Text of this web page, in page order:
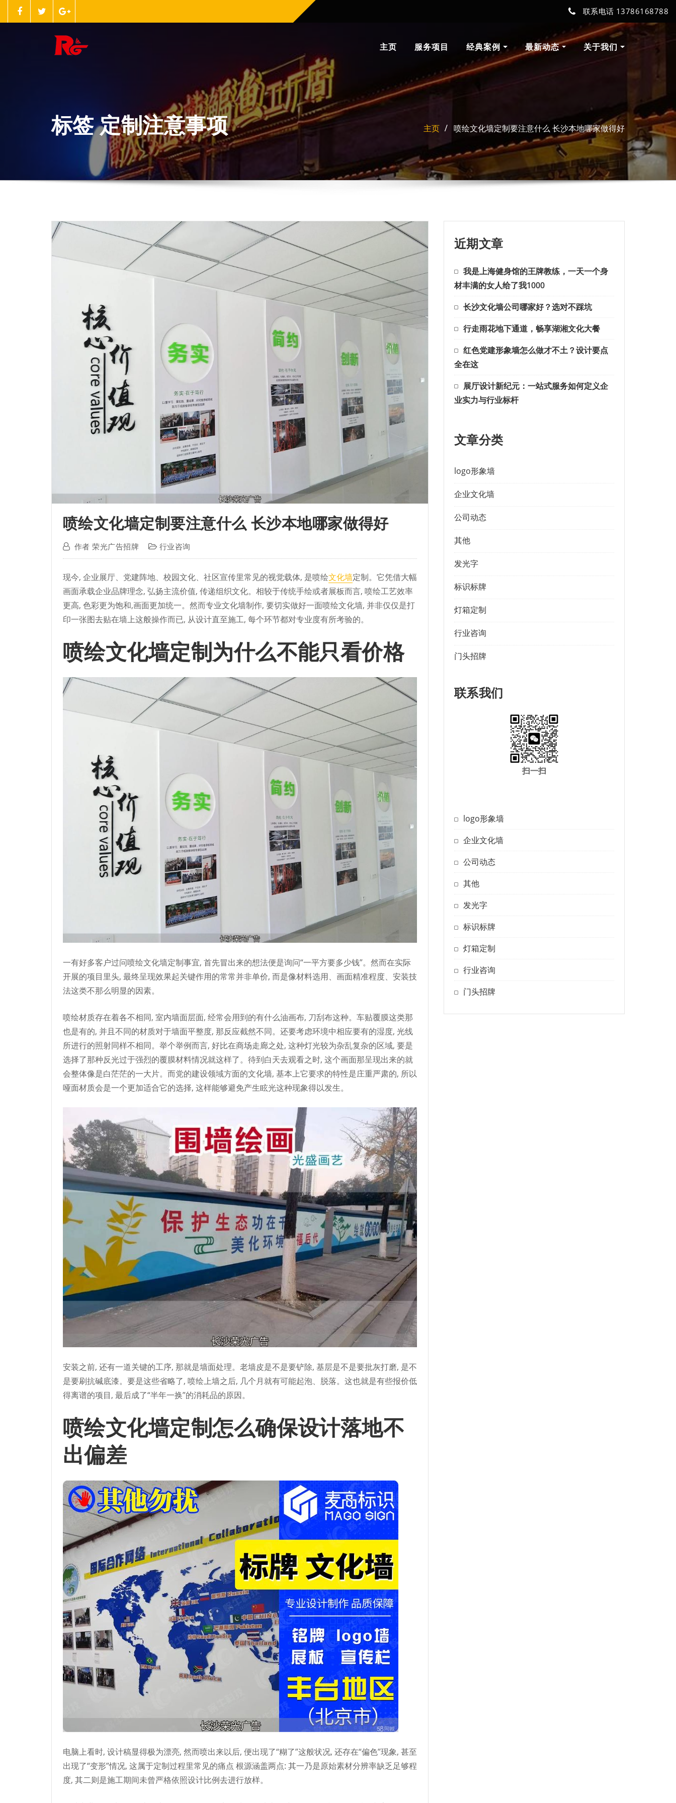
至
联系电话 13786168788
主页 服务项目 经典案例 最新动态 关于我们
标签 定制注意事项 主页 喷绘文化墙定制要注意什么 长沙本地哪家做得好
喷绘文化墙定制要注意什么 长沙本地哪家做得好
作者荣光广告招牌 行业咨询
现今, 企业展厅、党建阵地、校园文化、社区宣传里常见的视觉载体, 是喷绘文化墙定制。它凭借大幅
画面承载企业品牌理念, 弘扬主流价值, 传递组织文化。相较于传统手绘或者展板而言, 喷绘工艺效率
更高, 色彩更为饱和,画面更加统一。然而专业文化墙制作, 要切实做好一面喷绘文化墙, 并非仅仅是打
印一张图去贴在墙上这般操作而已, 从设计直至施工, 每个环节都对专业度有所考验的。
喷绘文化墙定制为什么不能只看价格
一有好多客户过问喷绘文化墙定制事宜, 首先冒出来的想法便是询问“一平方要多少钱”。然而在实际
开展的项目里头, 最终呈现效果起关键作用的常常并非单价, 而是像材料选用、画面精准程度、安装技
法这类不那么明显的因素。
喷绘材质存在着各不相同, 室内墙面层面, 经常会用到的有什么油画布, 刀刮布这种。车贴覆膜这类那
也是有的, 并且不同的材质对于墙面平整度, 那反应截然不同。还要考虑环境中相应要有的湿度, 光线
所进行的照射同样不相同。举个举例而言, 好比在商场走廊之处, 这种灯光较为杂乱复杂的区域, 要是
选择了那种反光过于强烈的覆膜材料情况就这样了。待到白天去观看之时, 这个画面那呈现出来的就
会整体像是白茫茫的一大片。而党的建设领域方面的文化墙, 基本上它要求的特性是庄重严肃的, 所以
哑面材质会是一个更加适合它的选择, 这样能够避免产生眩光这种现象得以发生。
安装之前, 还有一道关键的工序, 那就是墙面处理。老墙皮是不是要铲除, 基层是不是要批灰打磨, 是不
是要刷抗碱底漆。要是这些省略了, 喷绘上墙之后, 几个月就有可能起泡、脱落。这也就是有些报价低
得离谱的项目, 最后成了“半年一换”的消耗品的原因。
喷绘文化墙定制怎么确保设计落地不
出偏差
电脑上看时, 设计稿显得极为漂亮, 然而喷出来以后, 便出现了“糊了”这般状况, 还存在“偏色”现象, 甚至
出现了“变形”情况, 这属于定制过程里常见的痛点 根源涵盖两点: 其一乃是原始素材分辨率缺乏足够程
度, 其二则是施工期间未曾严格依照设计比例去进行放样。
近期文章
我是上海健身馆的王牌教练，一天一个身
材丰满的女人给了我1000
长沙文化墙公司哪家好？选对不踩坑
行走雨花地下通道，畅享湖湘文化大餐
红色党建形象墙怎么做才不土？设计要点
全在这
展厅设计新纪元：一站式服务如何定义企
业实力与行业标杆
文章分类
logo形象墙
企业文化墙
公司动态
其他
发光字
标识标牌
灯箱定制
行业咨询
门头招牌
联系我们
扫一扫
logo形象墙
企业文化墙
公司动态
其他
发光字
标识标牌
灯箱定制
行业咨询
门头招牌